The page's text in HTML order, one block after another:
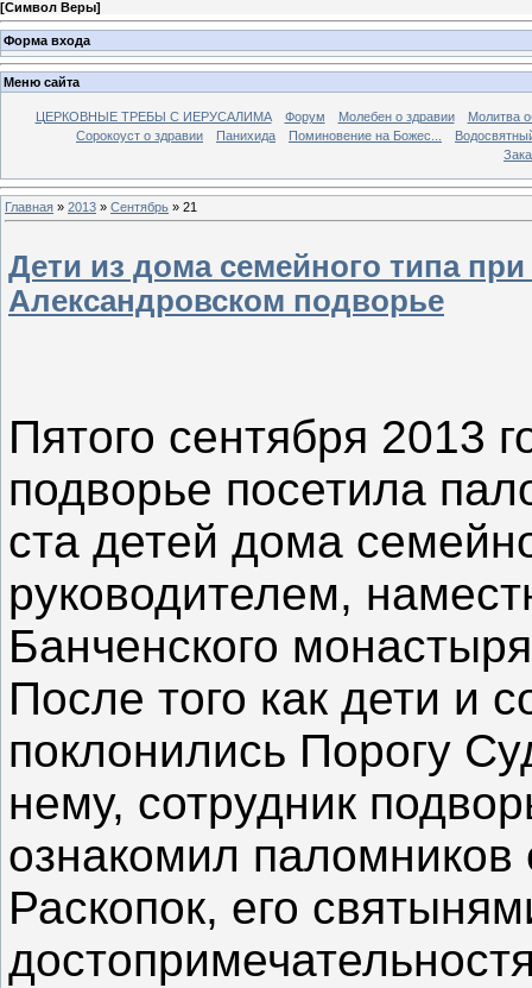
[Символ Веры]
Форма входа
Меню сайта
ЦЕРКОВНЫЕ ТРЕБЫ С ИЕРУСАЛИМА Форум Молебен о здравии
Молитва
Сорокоуст о здравии
Панихида Поминовение на Божес...
Главная » 2013 » Сентябрь » 21
Дети из дома семейного типа
Александровском подворье
Пятого сентября 2013
подворье посетила
ста детей дома
руководителем,
Банченского
После того как дети и
поклонились Порогу
нему, сотрудник
ознакомил паломников
Раскопок, его